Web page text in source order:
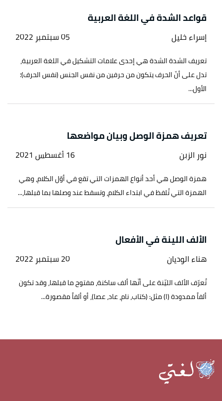
قواعد الشدة في اللغة العربية
إسراء خليل 05 سبتمبر 2022
تعريف الشدة الشدة هي إحدى علامات التشكيل في اللغة العربية،
تدل على أنّ الحرف يتكون من حرفين من نفس الجنس (نفس الحرف)؛
الأول...
تعريف همزة الوصل وبيان مواضعها
نور الزبن 16 أغسطس 2021
همزة الوصل هي أحد أنواع الهمزات التي تقع في أوّل الكلام، وهي
الهمزة التي تُلفظ في ابتداء الكلام، وتسقط عند وصلها بما قبلها،...
الألف اللينة في الأفعال
هناء الوديان 20 سبتمبر 2022
تُعرّف الألف الليّنة على أنّها ألف ساكنة، مفتوح ما قبلها، وقد تكون
ألفاً ممدودة (ا) مثل: (كتاب، نام، عاد، عصا)، أو ألفاً مقصورة...